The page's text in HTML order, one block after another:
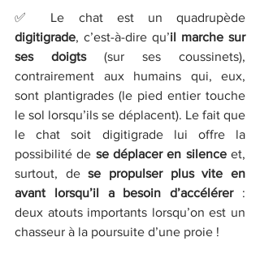
digitigrade, c’est-à-dire qu’il marche sur
ses doigts (sur ses coussinets),
contrairement aux humains qui, eux,
sont plantigrades (le pied entier touche
le sol lorsqu’ils se déplacent). Le fait que
le chat soit digitigrade lui offre la
possibilité de se déplacer en silence et,
surtout, de se propulser plus vite en
avant lorsqu’il a besoin d’accélérer :
deux atouts importants lorsqu’on est un
chasseur à la poursuite d’une proie !